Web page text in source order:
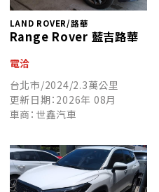
LAND ROVER/路華
Range Rover 藍吉路華
電洽
台北市/2024/2.3萬公里
更新日期：2026年 08月
車商：世鑫汽車